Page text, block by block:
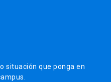
situación que ponga en